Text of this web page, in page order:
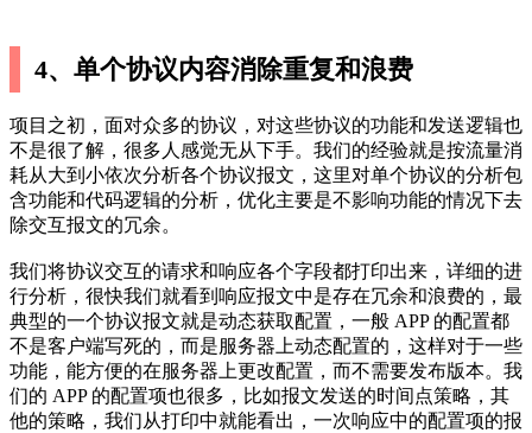
4、单个协议内容消除重复和浪费
项目之初，面对众多的协议，对这些协议的功能和发送逻辑也
不是很了解，很多人感觉无从下手。我们的经验就是按流量消
耗从大到小依次分析各个协议报文，这里对单个协议的分析包
含功能和代码逻辑的分析，优化主要是不影响功能的情况下去
除交互报文的冗余。
我们将协议交互的请求和响应各个字段都打印出来，详细的进
行分析，很快我们就看到响应报文中是存在冗余和浪费的，最
典型的一个协议报文就是动态获取配置，一般 APP 的配置都
不是客户端写死的，而是服务器上动态配置的，这样对于一些
功能，能方便的在服务器上更改配置，而不需要发布版本。我
们的 APP 的配置项也很多，比如报文发送的时间点策略，其
他的策略，我们从打印中就能看出，一次响应中的配置项的报